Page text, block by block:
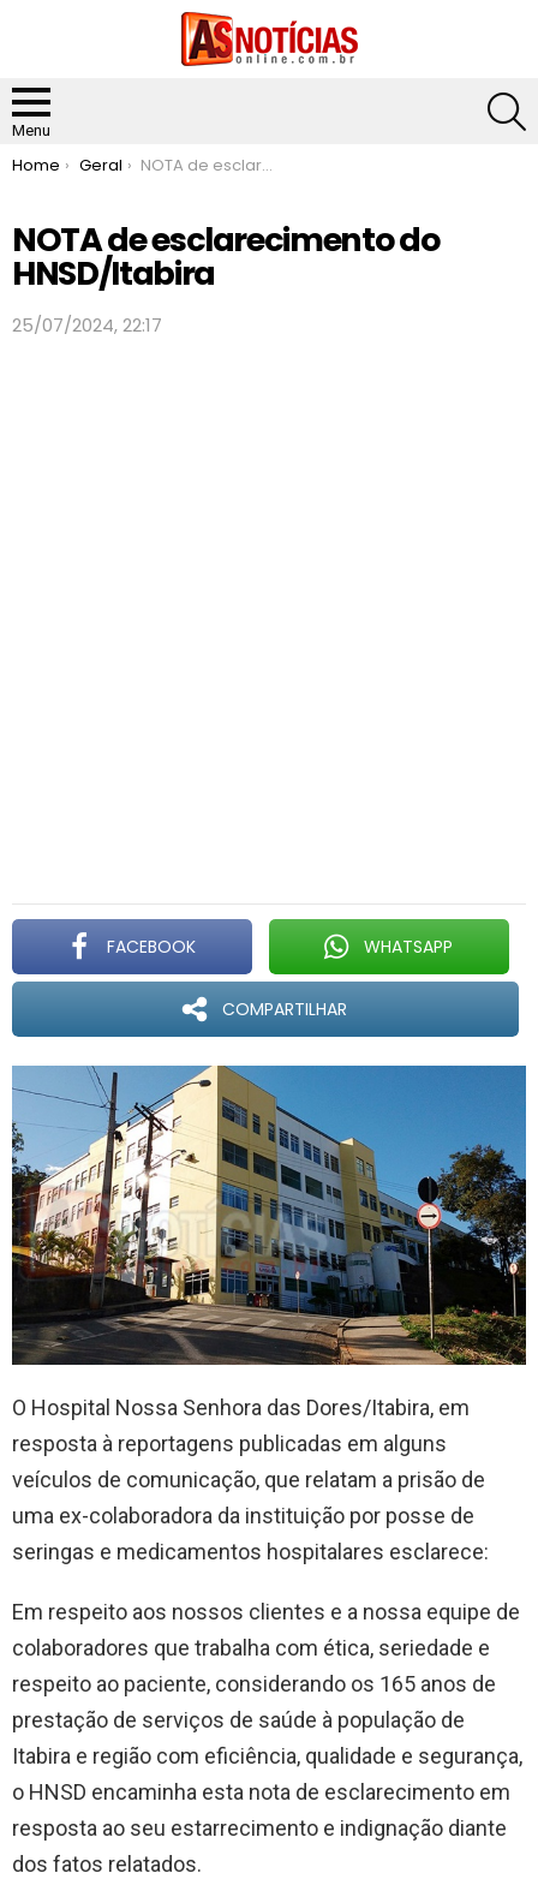
Menu
You are here:
Home Geral NOTA de esclarecimento do HNSD/Itabira
NOTA de esclarecimento do
HNSD/Itabira
25/07/2024, 22:17
FACEBOOK WHATSAPP
COMPARTILHAR
O Hospital Nossa Senhora das Dores/Itabira, em
resposta à reportagens publicadas em alguns
veículos de comunicação, que relatam a prisão de
uma ex-colaboradora da instituição por posse de
seringas e medicamentos hospitalares esclarece:
Em respeito aos nossos clientes e a nossa equipe de
colaboradores que trabalha com ética, seriedade e
respeito ao paciente, considerando os 165 anos de
prestação de serviços de saúde à população de
Itabira e região com eficiência, qualidade e segurança,
o HNSD encaminha esta nota de esclarecimento em
resposta ao seu estarrecimento e indignação diante
dos fatos relatados.